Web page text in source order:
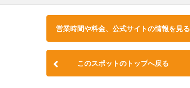
営業時間や料金、公式サイトの情報を見る
このスポットのトップへ戻る